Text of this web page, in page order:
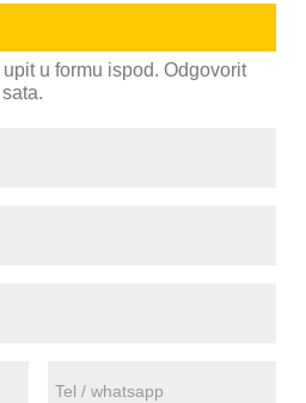
u formu ispod. Odgovorit